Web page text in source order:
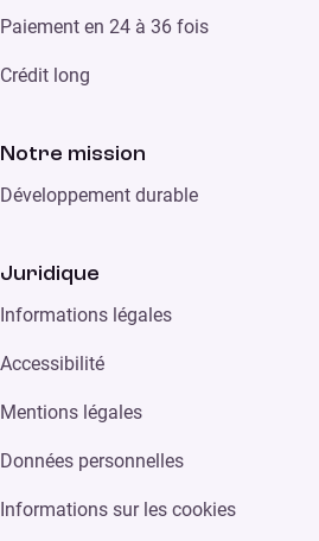
Paiement en 24 à 36 fois
Crédit long
Notre mission
Développement durable
Juridique
Informations légales
Accessibilité
Mentions légales
Données personnelles
Informations sur les cookies